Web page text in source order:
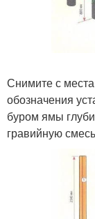
Снимите с
обозначения
буром ямы
гравийную